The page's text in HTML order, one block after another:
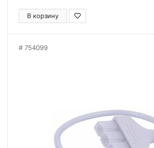
В корзину
754099